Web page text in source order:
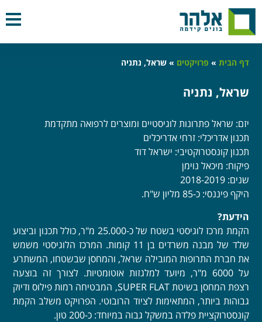
דף הבית » פרויקטים »שראל, נתניה
שראל, נתניה
יזם: שראל פתרונות לוגיסטיים ומוצרים לרפואה מתקדמת
תכנון אדריכלי: זרחי אדריכלים
תכנון קונסטרוקטיבי: ישראל דוד
פיקוח: מיכאל נוימן
שנים: 2018-2019
היקף פיננסי: כ-85 מליון ש"ח.
הידעת?
הקמת מרכז לוגיסטי בשטח של כ-25.000 מ"ר, כולל תכנון וביצוע
שלד של מבנה משרדים בן 11 קומות. המרכז הלוגיסטי משמש
את חברת התרופות המובילה שראל, והמחסן שבשטחו, המשתרע
על 6000 מ"ר, מיועד למלגזות אוטומטיות. לצורך זה בוצעה
רצפת המחסן בשיטת SUPER FLAT, המבטיחה רמות פילוס ודיוק
גבוהות ביותר, המתאימות לציוד הרובוטי. הפרויקט משלב הקמת
קונסטרוקציית פלדה במשקל גבוה במיוחד: כ-200 טון.